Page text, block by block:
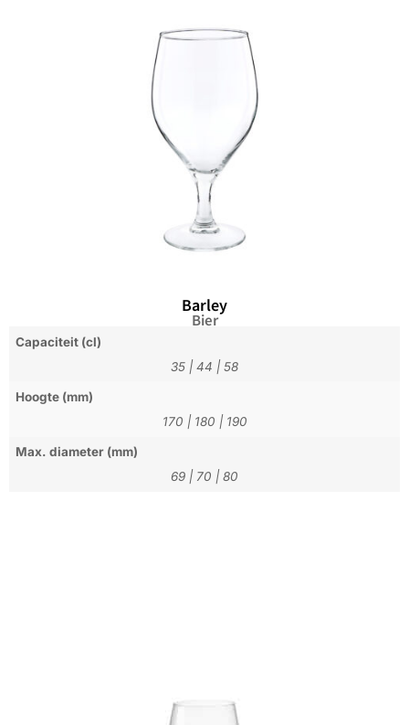
Barley
Bier
Capaciteit (cl)
35 | 44 | 58
Hoogte (mm)
170 | 180 | 190
Max. diameter (mm)
69 | 70 | 80